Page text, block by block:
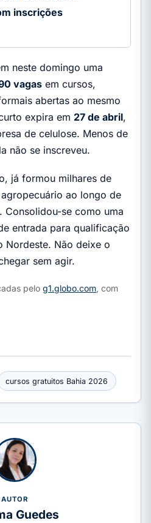
inscrições
neste domingo uma
vagas em cursos,
abertas ao mesmo
expira em 27 de abril,
de celulose. Menos de
não se inscreveu.
já formou milhares de
ao longo de
Consolidou-se como uma
entrada para qualificação
Nordeste. Não deixe o
sem agir.
pelo g1.globo.com, com
cursos gratuitos Bahia 2026
AUTOR
Guedes